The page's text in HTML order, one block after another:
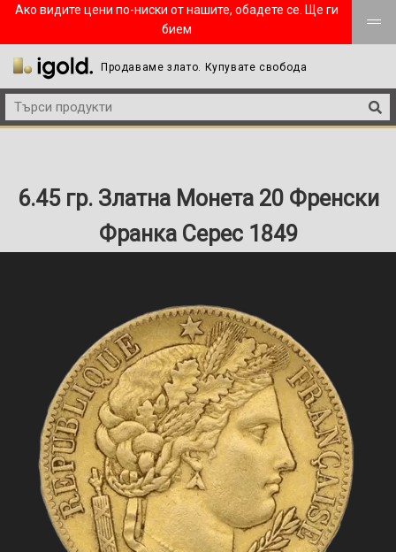
Ако видите цени по-ниски от нашите, обадете се. Ще ги
бием
Продаваме злато. Купувате свобода
6.45 гр. Златна Монета 20 Френски
Франка Серес 1849